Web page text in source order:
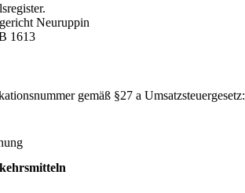
Neuruppin
1613
gemäß §27 a Umsatzsteuergesetz: